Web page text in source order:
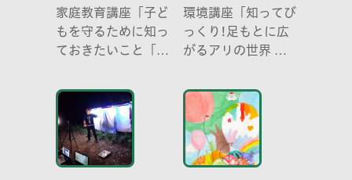
家庭教育講座「子ど
もを守るために知っ
ておきたいこと「プ
どう伝える? (幼児
編)」
環境講座「知ってび
っくり!足もとに広
がるアリの世界 ア
成り立ち、生態系に
おける役割」